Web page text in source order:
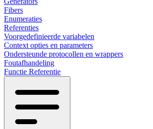
Fibers
Enumeraties
Referenties
Voorgedefinieerde variabelen
Context opties en parameters
Ondersteunde protocollen en wrappers
Foutafhandeling
Functie Referentie